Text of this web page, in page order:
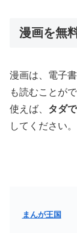
漫画を無
漫画は、電子
も読むことが
使えば、 タダ
してください。
まんが王国